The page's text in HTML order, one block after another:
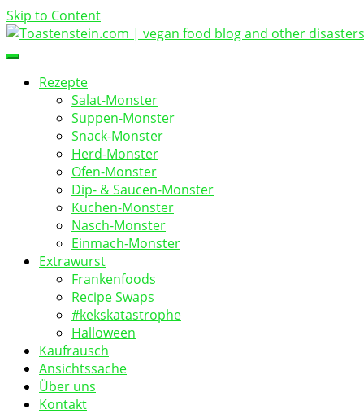
Skip to Content
Toastenstein.com
vegan food blog
Rezepte
Salat-Monster
Suppen-Monster
Snack-Monster
Herd-Monster
Ofen-Monster
Dip- & Saucen-Monster
Kuchen-Monster
Nasch-Monster
Einmach-Monster
Extrawurst
Frankenfoods
Recipe Swaps
#kekskatastrophe
Halloween
Kaufrausch
Ansichtssache
Über uns
Kontakt